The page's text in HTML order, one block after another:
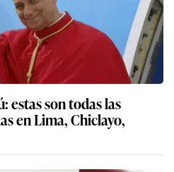
estas son todas las
en Lima, Chiclayo,